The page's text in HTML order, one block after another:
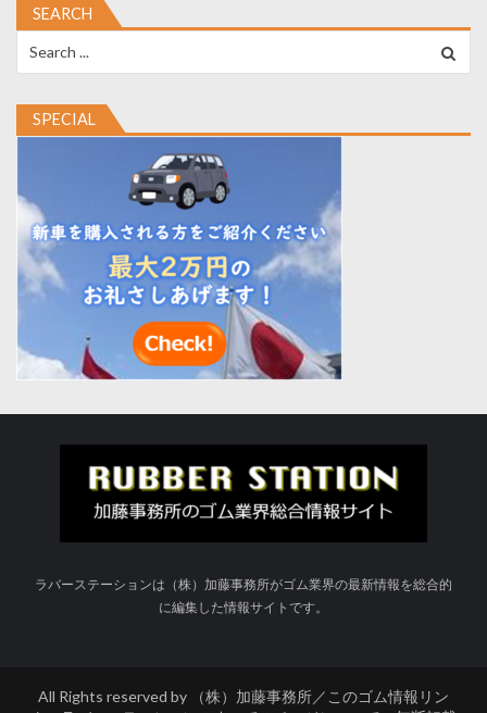
SEARCH
for:
SPECIAL
ラバーステーションは（株）加藤事務所がゴム業界の最新情報を総合的
に編集した情報サイトです。
All Rights reserved by （株）加藤事務所／このゴム情報リン